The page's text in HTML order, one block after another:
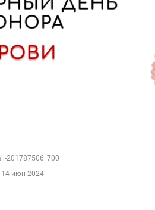
201787506_700
14 июн 2024